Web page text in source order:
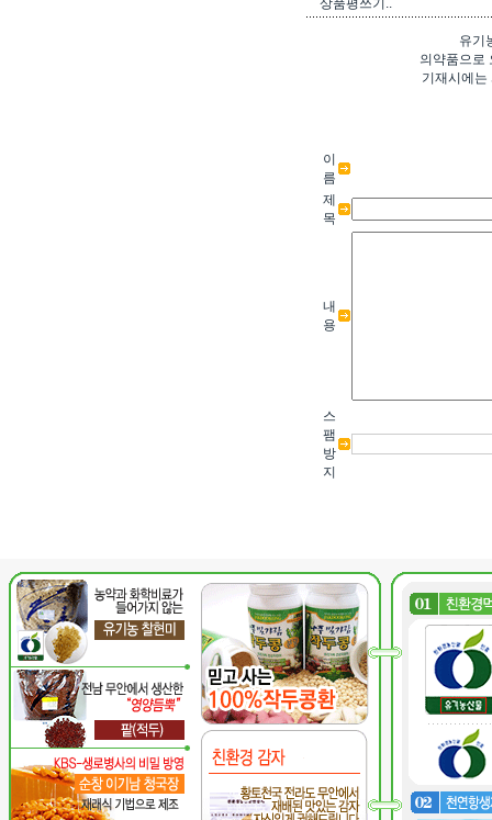
상품평쓰기..
유기
의약품으로
기재시에는
이
름
제
목
내
용
스
팸
방
지